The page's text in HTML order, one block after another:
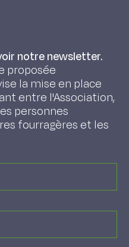
notre newsletter.
proposée
la mise en place
entre l'Association,
personnes
fourragères et les